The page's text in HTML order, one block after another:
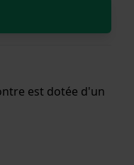
est dotée d'un